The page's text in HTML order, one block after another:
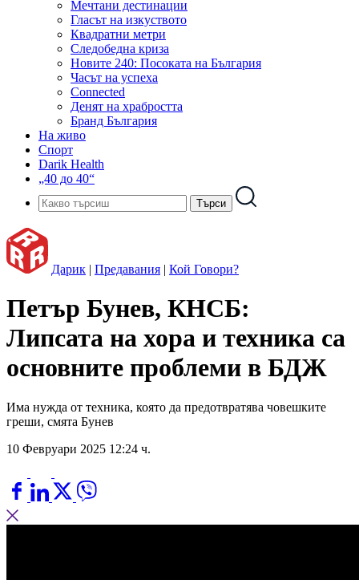
Мечтани дестинации
Гласът на изкуството
Квадратни метри
Следобедна криза
Новите 240: Посоката на България
Часът на успеха
Connected
Денят на храбростта
Бранд България
На живо
Спорт
Darik Health
„40 до 40“
Дарик | Предавания | Кой Говори?
Петър Бунев, КНСБ:
Липсата на хора и техника са
основните проблеми в БДЖ
Има нужда от техника, която да предотвратява човешките
греши, смята Бунев
10 Февруари 2025 12:24 ч.